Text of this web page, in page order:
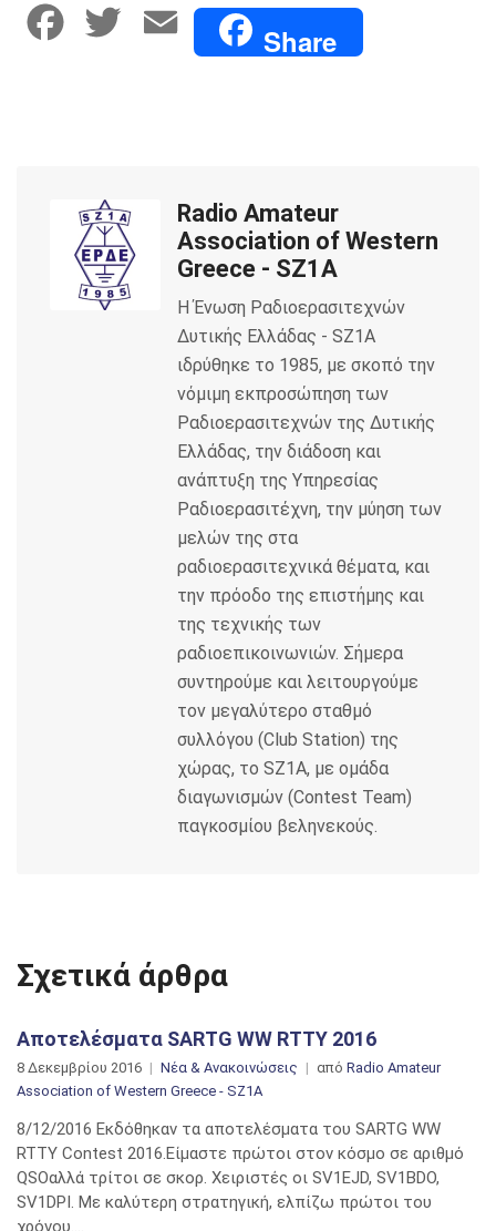
b
o
t
e
E
l
Share
Radio Amateur
Association of Western
Greece - SZ1A
Η Ένωση Ραδιοερασιτεχνών
Δυτικής Ελλάδας - SZ1A
ιδρύθηκε το 1985, με σκοπό την
νόμιμη εκπροσώπηση των
Ραδιοερασιτεχνών της Δυτικής
Ελλάδας, την διάδοση και
ανάπτυξη της Υπηρεσίας
Ραδιοερασιτέχνη, την μύηση των
μελών της στα
ραδιοερασιτεχνικά θέματα, και
την πρόοδο της επιστήμης και
της τεχνικής των
ραδιοεπικοινωνιών. Σήμερα
συντηρούμε και λειτουργούμε
τον μεγαλύτερο σταθμό
συλλόγου (Club Station) της
χώρας, το SZ1A, με ομάδα
διαγωνισμών (Contest Team)
παγκοσμίου βεληνεκούς.
Σχετικά άρθρα
Αποτελέσματα SARTG WW RTTY 2016
8 Δεκεμβρίου 2016 Νέα & Ανακοινώσεις από Radio Amateur
Association of Western Greece - SZ1A
8/12/2016 Εκδόθηκαν τα αποτελέσματα του SARTG WW
RTTY Contest 2016.Είμαστε πρώτοι στον κόσμο σε αριθμό
QSOαλλά τρίτοι σε σκορ. Χειριστές οι SV1EJD, SV1BDO,
SV1DPI. Με καλύτερη στρατηγική, ελπίζω πρώτοι του
χρόνου….